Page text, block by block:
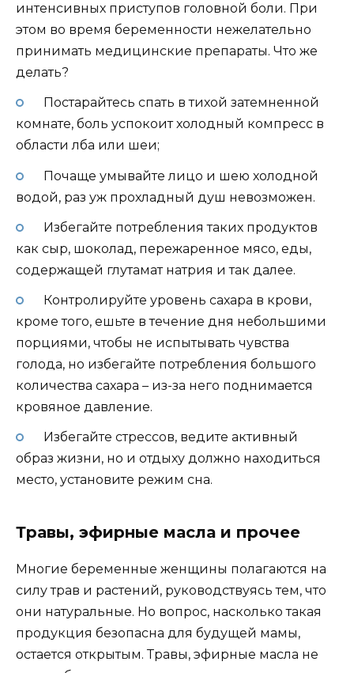
интенсивных приступов головной боли. При
этом во время беременности нежелательно
принимать медицинские препараты. Что же
делать?
Постарайтесь спать в тихой затемненной
комнате, боль успокоит холодный компресс в
области лба или шеи;
Почаще умывайте лицо и шею холодной
водой, раз уж прохладный душ невозможен.
Избегайте потребления таких продуктов
как сыр, шоколад, пережаренное мясо, еды,
содержащей глутамат натрия и так далее.
Контролируйте уровень сахара в крови,
кроме того, ешьте в течение дня небольшими
порциями, чтобы не испытывать чувства
голода, но избегайте потребления большого
количества сахара – из-за него поднимается
кровяное давление.
Избегайте стрессов, ведите активный
образ жизни, но и отдыху должно находиться
место, установите режим сна.
Травы, эфирные масла и прочее
Многие беременные женщины полагаются на
силу трав и растений, руководствуясь тем, что
они натуральные. Но вопрос, насколько такая
продукция безопасна для будущей мамы,
остается открытым. Травы, эфирные масла не